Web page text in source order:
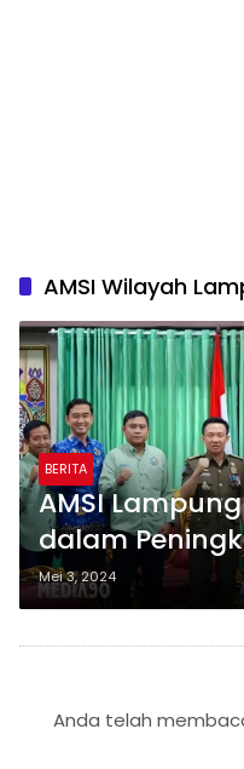
AMSI Wilayah
BERITA
AMSI
dalam
Digital di
Mei 3, 2024
Anda telah